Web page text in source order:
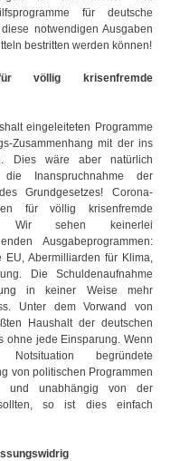
für deutsche
notwendigen Ausgaben
bestritten werden können!
völlig krisenfremde
eingeleiteten Programme
Zusammenhang mit der ins
Dies wäre aber natürlich
Inanspruchnahme der
Grundgesetzes! Corona-
für völlig krisenfremde
Wir sehen keinerlei
Ausgabeprogrammen:
Abermilliarden für Klima,
Die Schuldenaufnahme
in keiner Weise mehr
Unter dem Vorwand von
Haushalt der deutschen
ohne jede Einsparung. Wenn
begründete
von politischen Programmen
und unabhängig von der
so ist dies einfach